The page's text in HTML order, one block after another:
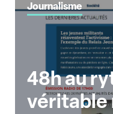
Journalisme
48h au
véritable